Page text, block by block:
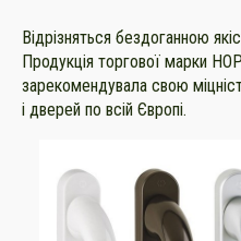
Відрізняться бездоганною
Продукція торгової марки
зарекомендувала свою
і дверей по всій Європі.